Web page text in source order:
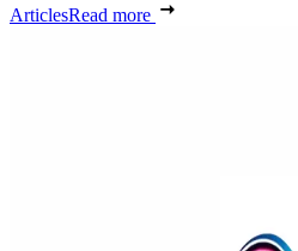
ArticlesRead more